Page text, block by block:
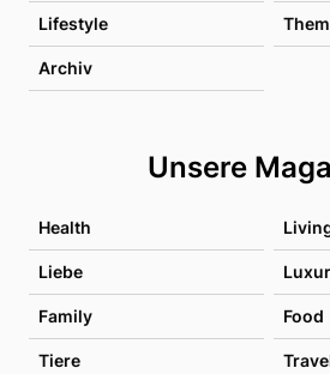
Lifestyle
Archiv
Unsere
Health
Liebe
Family Food
Tiere